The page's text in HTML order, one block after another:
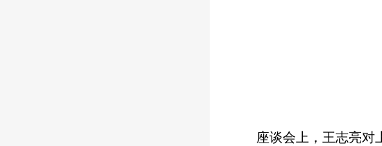
座谈会上，王志亮对